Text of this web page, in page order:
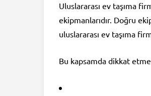
Uluslararası ev taşıma
ekipmanlarıdır. Doğru
uluslararası ev taşıma
Bu kapsamda dikkat